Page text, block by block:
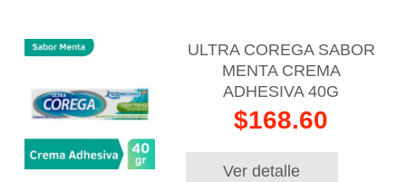
ULTRA COREGA SABOR
MENTA CREMA
ADHESIVA 40G
$168.60
Ver detalle